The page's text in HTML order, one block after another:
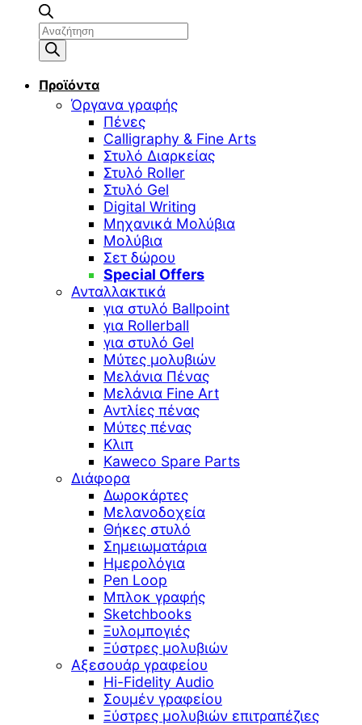
Αναζήτηση
προϊόντων
Προϊόντα
Όργανα γραφής
Πένες
Calligraphy & Fine Arts
Στυλό Διαρκείας
Στυλό Roller
Στυλό Gel
Digital Writing
Μηχανικά Μολύβια
Μολύβια
Σετ δώρου
Special Offers
Ανταλλακτικά
για στυλό Ballpoint
για Rollerball
για στυλό Gel
Μύτες μολυβιών
Μελάνια Πένας
Μελάνια Fine Art
Αντλίες πένας
Μύτες πένας
Κλιπ
Kaweco Spare Parts
Διάφορα
Δωροκάρτες
Μελανοδοχεία
Θήκες στυλό
Σημειωματάρια
Ημερολόγια
Pen Loop
Μπλοκ γραφής
Sketchbooks
Ξυλομπογιές
Ξύστρες μολυβιών
Αξεσουάρ γραφείου
Hi-Fidelity Audio
Σουμέν γραφείου
Ξύστρες μολυβιών επιτραπέζιες